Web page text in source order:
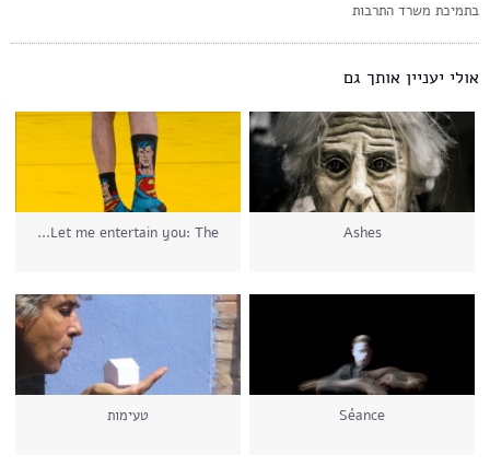
בתמיכת משרד התרבות
אולי יעניין אותך גם
Ashes
Let me entertain you: The...
Séance טעימות